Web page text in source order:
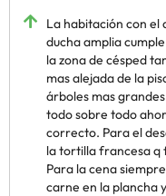
La habitación con
ducha amplia
la zona de césped
mas alejada de la
árboles mas
todo sobre todo
correcto. Para el
la tortilla francesa q
Para la cena
carne en la plancha